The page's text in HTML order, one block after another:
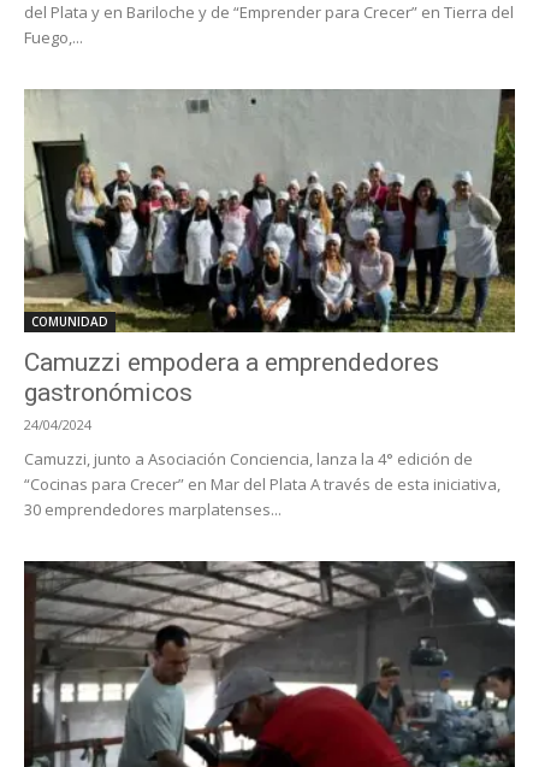
del Plata y en Bariloche y de “Emprender para Crecer” en Tierra del
Fuego,...
COMUNIDAD
Camuzzi empodera a emprendedores
gastronómicos
24/04/2024
Camuzzi, junto a Asociación Conciencia, lanza la 4° edición de
“Cocinas para Crecer” en Mar del Plata A través de esta iniciativa,
30 emprendedores marplatenses...